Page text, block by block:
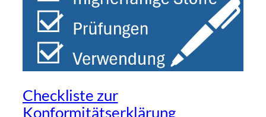
Checkliste zur
Konformitätserklärung